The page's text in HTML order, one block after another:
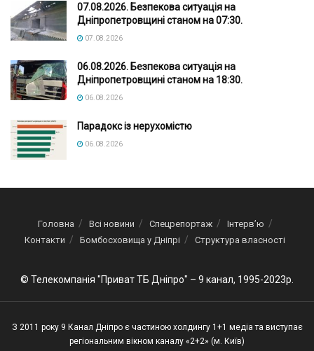
07.08.2026. Безпекова ситуація на
Дніпропетровщині станом на 07:30.
07.08.2026
06.08.2026. Безпекова ситуація на
Дніпропетровщині станом на 18:30.
06.08.2026
Парадокс із нерухомістю
06.08.2026
Головна Всі новини Спецрепортаж
Інтерв’ю
Контакти
Бомбосховища у Дніпрі Структура власності
© Телекомпанія "Приват ТБ Дніпро" – 9 канал, 1995-2023р.
З 2011 року 9 Канал Дніпро є частиною холдингу 1+1 медіа та виступає
регіональним вікном каналу «2+2» (м. Київ)